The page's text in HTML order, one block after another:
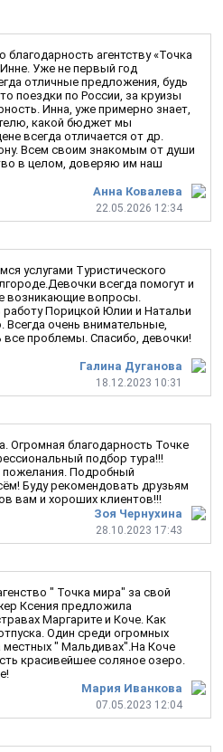
Анна Ковалева
22.05.2026 12:34
агентству «Точка
Уже не первый год
отличные предложения, будь
поездки по России, за круизы
Инна, уже примерно знает,
какой бюджет мы
всегда отличается от др.
Всем своим знакомым от души
в целом, доверяю им наш
Галина Дуганова
18.12.2023 10:31
услугами Туристического
всегда помогут и
возникающие вопросы.
работу Порицкой Юлии и Натальи
очень внимательные,
проблемы. Спасибо, девочки!
Зоя Чернухина
28.10.2023 17:43
Огромная благодарность Точке
подбор тура!!!
Подробный
Буду рекомендовать друзьям
вам и хороших клиентов!!!
Мария Иванкова
07.05.2023 12:04
" Точка мира" за свой
Ксения предложила
Маргарите и Коче. Как
Один среди огромных
местных " Мальдивах".На Коче
красивейшее соляное озеро.